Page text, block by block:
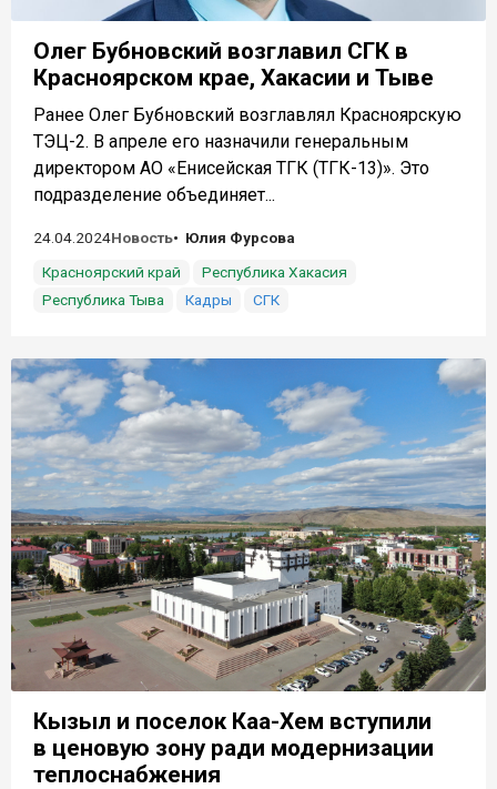
Олег Бубновский возглавил СГК в
Красноярском крае, Хакасии и Тыве
Ранее Олег Бубновский возглавлял Красноярскую
ТЭЦ-2. В апреле его назначили генеральным
директором АО «Енисейская ТГК (ТГК-13)». Это
подразделение объединяет...
24.04.2024Новость
Юлия Фурсова
Красноярский край
Республика Хакасия
Республика Тыва
Кадры СГК
Кызыл и поселок Каа-Хем вступили
в ценовую зону ради модернизации
теплоснабжения